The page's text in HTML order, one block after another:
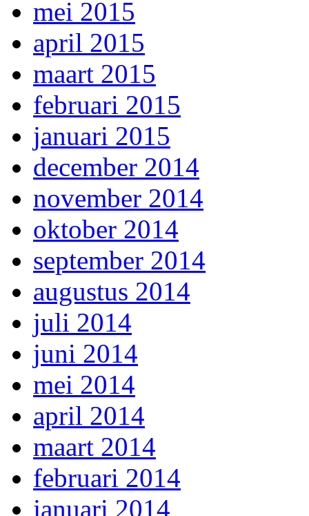
mei 2015
april 2015
maart 2015
februari 2015
januari 2015
december 2014
november 2014
oktober 2014
september 2014
augustus 2014
juli 2014
juni 2014
mei 2014
april 2014
maart 2014
februari 2014
januari 2014